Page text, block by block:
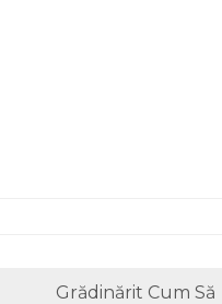
Grădinărit Cum Să